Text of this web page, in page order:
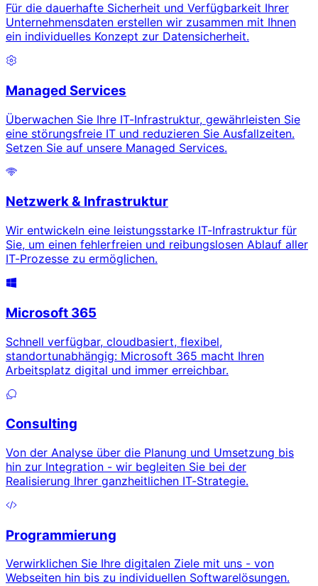
Für die dauerhafte Sicherheit und Verfügbarkeit Ihrer
Unternehmensdaten erstellen wir zusammen mit Ihnen
ein individuelles Konzept zur Datensicherheit.
Managed Services
Überwachen Sie Ihre IT-Infrastruktur, gewährleisten Sie
eine störungsfreie IT und reduzieren Sie Ausfallzeiten.
Setzen Sie auf unsere Managed Services.
Netzwerk & Infrastruktur
Wir entwickeln eine leistungsstarke IT-Infrastruktur für
Sie, um einen fehlerfreien und reibungslosen Ablauf aller
IT-Prozesse zu ermöglichen.
Microsoft 365
Schnell verfügbar, cloudbasiert, flexibel,
standortunabhängig: Microsoft 365 macht Ihren
Arbeitsplatz digital und immer erreichbar.
Consulting
Von der Analyse über die Planung und Umsetzung bis
hin zur Integration - wir begleiten Sie bei der
Realisierung Ihrer ganzheitlichen IT-Strategie.
Programmierung
Verwirklichen Sie Ihre digitalen Ziele mit uns - von
Webseiten hin bis zu individuellen Softwarelösungen.